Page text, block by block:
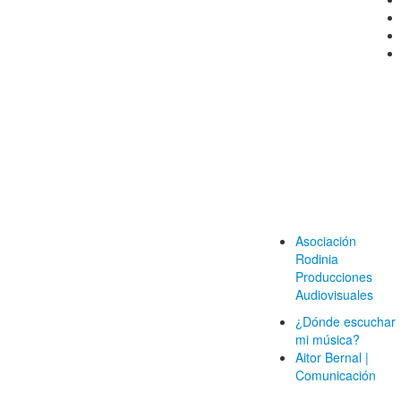
Asociación
Rodinia
Producciones
Audiovisuales
¿Dónde escuchar
mi música?
Aitor Bernal |
Comunicación